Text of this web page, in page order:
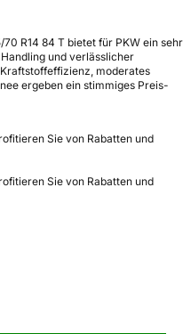
R14 84 T bietet für PKW ein sehr
und verlässlicher
moderates
ergeben ein stimmiges Preis-
Sie von Rabatten und
Sie von Rabatten und